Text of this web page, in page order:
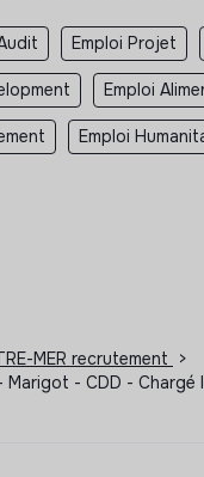
Emploi Projet
Emploi
Emploi
MER recrutement
>
- CDD -